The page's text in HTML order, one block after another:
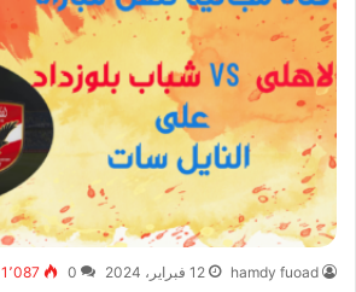
hamdy fuoad 12 فبراير، 2024 0 1٬087